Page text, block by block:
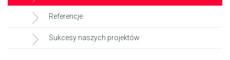
Referencje
Sukcesy naszych projektów